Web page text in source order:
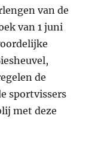
van de
van 1 juni
de
sportvissers
met deze